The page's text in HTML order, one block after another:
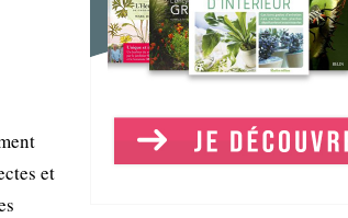
et